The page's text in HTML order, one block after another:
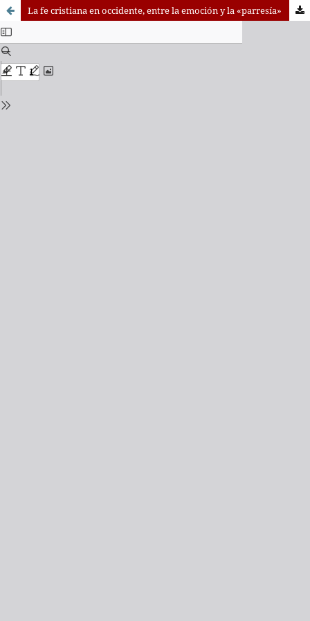
La fe cristiana en occidente, entre la emoción y la «parresía»